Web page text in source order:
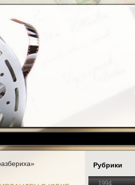
Рубрики
1994